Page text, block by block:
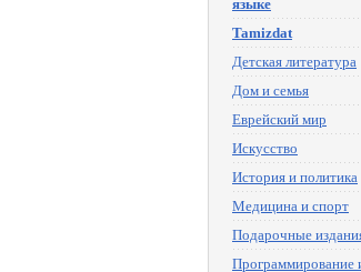
языке
Tamizdat
Детская литература
Дом и семья
Еврейский мир
Искусство
История и политика
Медицина и спорт
Подарочные
Программирование